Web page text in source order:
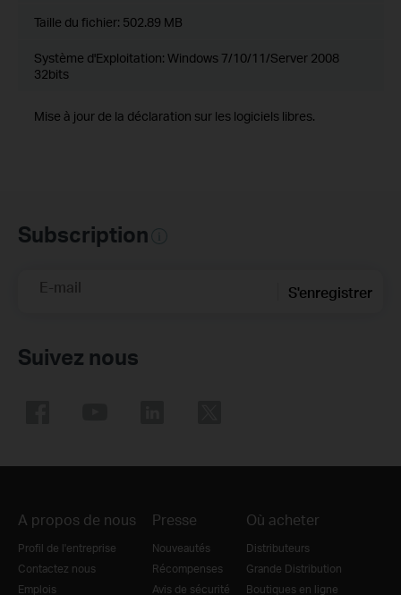
Taille du fichier: 502.89 MB
Système d'Exploitation: Windows 7/10/11/Server 2008
32bits
Mise à jour de la déclaration sur les logiciels libres.
Subscription
E-mail S'enregistrer
Suivez nous
A propos de nous
Profil de l'entreprise
Contactez nous
Emplois
Presse
Nouveautés
Récompenses
Avis de sécurité
Où acheter
Distributeurs
Grande Distribution
Boutiques en ligne